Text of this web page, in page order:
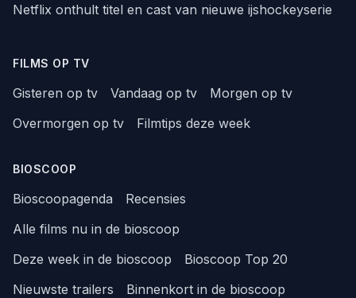
Netflix onthult titel en cast van nieuwe ijshockeyserie
FILMS OP TV
Gisteren op tv Vandaag op tv
Morgen op tv
Overmorgen op tv
Filmtips deze week
BIOSCOOP
Bioscoopagenda
Recensies
Alle films nu in de bioscoop
Deze week in de bioscoop
Bioscoop Top 20
Nieuwste trailers
Binnenkort in de bioscoop